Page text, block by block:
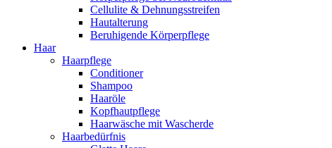
Cellulite & Dehnungsstreifen
Hautalterung
Beruhigende Körperpflege
Haar
Haarpflege
Conditioner
Shampoo
Haaröle
Kopfhautpflege
Haarwäsche mit Wascherde
Haarbedürfnis